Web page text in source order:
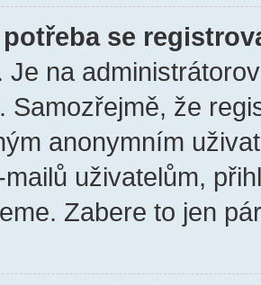
se
Je na
Samozřejmě, že
anonymním
uživatelům,
Zabere to jen